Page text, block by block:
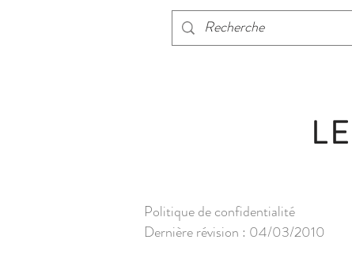
Politique de confidentialité
Dernière révision : 04/03/2010